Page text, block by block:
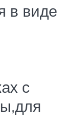
в виде
с